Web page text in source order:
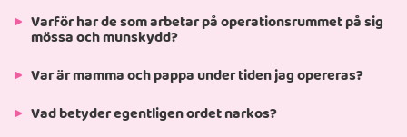
Varför har de som arbetar på operationsrummet på sig
mössa och munskydd?
Var är mamma och pappa under tiden jag opereras?
Vad betyder egentligen ordet narkos?